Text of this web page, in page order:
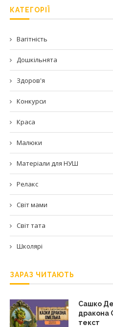
КАТЕГОРІЇ
Вагітність
Дошкільнята
Здоров'я
Конкурси
Краса
Малюки
Матеріали для НУШ
Релакс
Світ мами
Світ тата
Школярі
ЗАРАЗ ЧИТАЮТЬ
Сашко
дракона
текст